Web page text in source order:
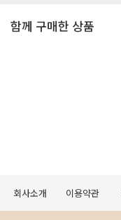
함께 구매한 상품
회사소개 이용약관